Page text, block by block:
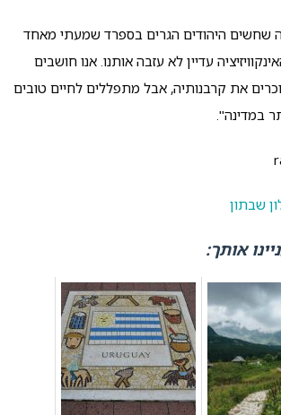
שחשים היהודים הגרים בספרד שמעתי מאחד
עדיין לא עזבה אותנו. אנו חושבים
את קרבנותיה, אבל מתפללים לחיים טובים
במדינה".
שבתון
אותך: